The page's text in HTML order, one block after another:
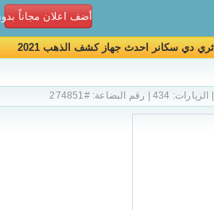
أضف اعلان مجاناً
دي سكانر احدث جهاز كشف الذهب 2021